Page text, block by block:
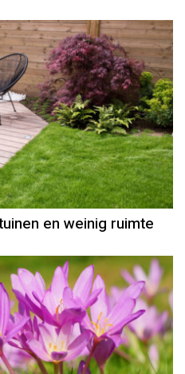
en weinig ruimte